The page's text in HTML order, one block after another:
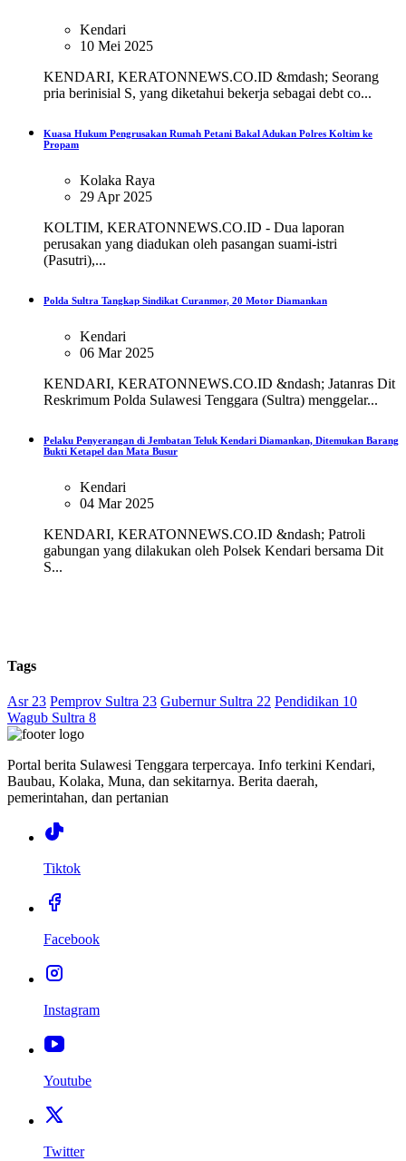
Kendari
10 Mei 2025
KENDARI, KERATONNEWS.CO.ID &mdash; Seorang
pria berinisial S, yang diketahui bekerja sebagai debt co...
Kuasa Hukum Pengrusakan Rumah Petani Bakal Adukan Polres Koltim ke
Propam
Kolaka Raya
29 Apr 2025
KOLTIM, KERATONNEWS.CO.ID - Dua laporan
perusakan yang diadukan oleh pasangan suami-istri
(Pasutri),...
Polda Sultra Tangkap Sindikat Curanmor, 20 Motor Diamankan
Kendari
06 Mar 2025
KENDARI, KERATONNEWS.CO.ID &ndash; Jatanras Dit
Reskrimum Polda Sulawesi Tenggara (Sultra) menggelar...
Pelaku Penyerangan di Jembatan Teluk Kendari Diamankan, Ditemukan Barang
Bukti Ketapel dan Mata Busur
Kendari
04 Mar 2025
KENDARI, KERATONNEWS.CO.ID &ndash; Patroli
gabungan yang dilakukan oleh Polsek Kendari bersama Dit
S...
Tags
Asr 23 Pemprov Sultra 23 Gubernur Sultra 22 Pendidikan 10
Wagub Sultra 8
Portal berita Sulawesi Tenggara terpercaya. Info terkini Kendari,
Baubau, Kolaka, Muna, dan sekitarnya. Berita daerah,
pemerintahan, dan pertanian
Tiktok
Facebook
Instagram
Youtube
Twitter